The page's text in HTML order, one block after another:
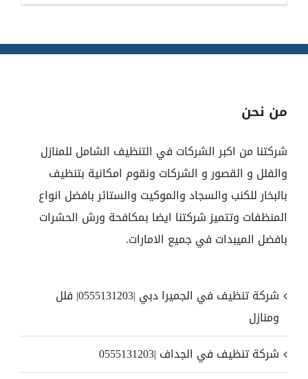
من نحن
شركتنا من اكبر الشركات في التنظيف الشامل للمنازل
والفلل و القصور و الشركات ونقوم امكانية بتنظيف
بالبخار للكنب والسجاد والموكيت والستائر بافضل انواع
المنظفات وتتميز شركتنا ايضا بمكافحة ورش الحشرات
بافضل الميبدات في جميع الامارات.
شركة تنظيف في الجميرا دبي |0555131203| فلل
ومنازل
شركة تنظيف في الجداف |0555131203